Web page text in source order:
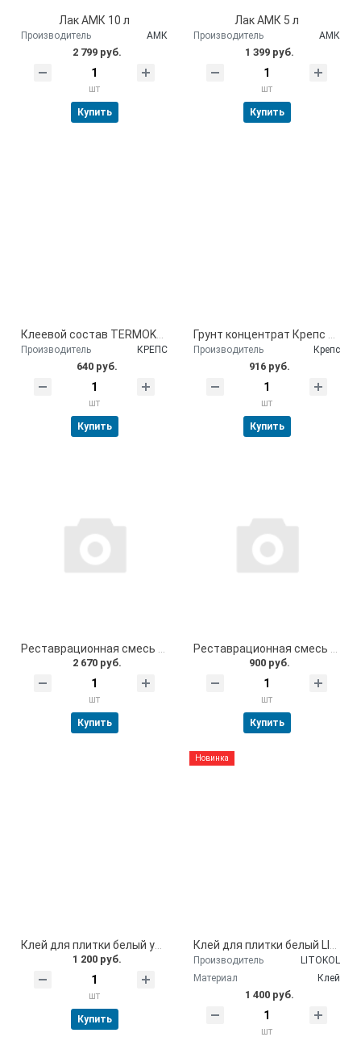
Лак АМК 10 л
Производитель АМК
2 799 руб.
шт
Купить
Лак АМК 5 л
Производитель АМК
1 399 руб.
шт
Купить
Производитель КРЕПС
640 руб.
шт
Купить
Производитель Крепс
916 руб.
шт
Купить
2 670 руб.
шт
Купить
900 руб.
шт
Купить
1 200 руб.
шт
Купить
Новинка
Производитель
LITOKOL
Материал
Клей
1 400 руб.
шт